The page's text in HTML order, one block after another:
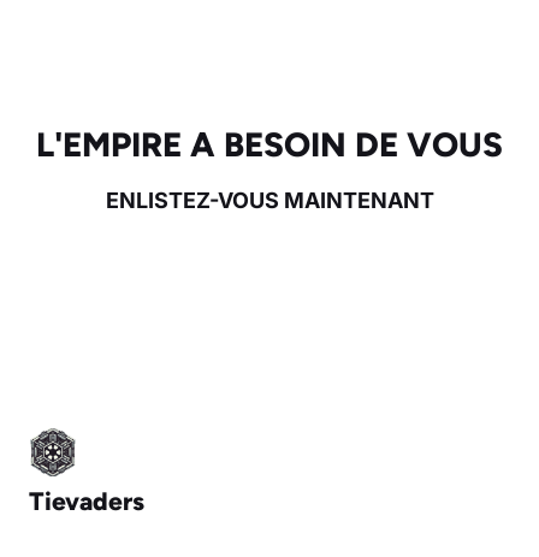
L'EMPIRE A BESOIN DE VOUS
ENLISTEZ-VOUS MAINTENANT
Tievaders